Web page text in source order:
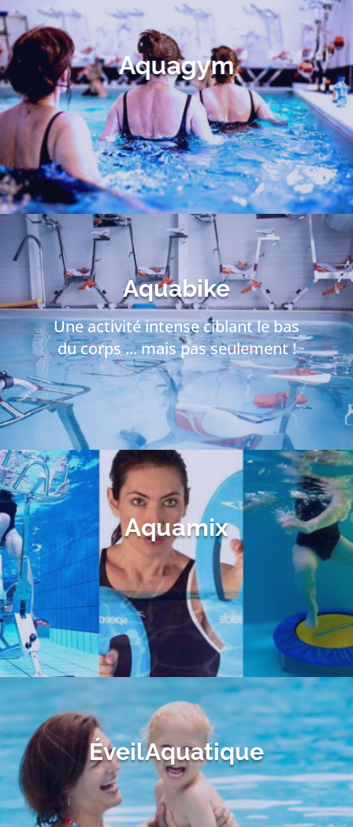
Aquagym
Aquabike
Une activité intense ciblant le bas
du corps ... mais pas seulement !
Aquamix
Éveil Aquatique